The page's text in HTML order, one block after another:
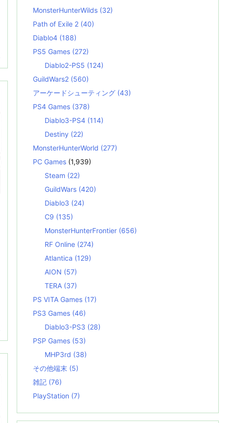
MonsterHunterWilds (32)
Path of Exile 2 (40)
Diablo4 (188)
PS5 Games (272)
Diablo2-PS5 (124)
GuildWars2 (560)
アーケードシューティング (43)
PS4 Games (378)
Diablo3-PS4 (114)
Destiny (22)
MonsterHunterWorld (277)
PC Games (1,939)
Steam (22)
GuildWars (420)
Diablo3 (24)
C9 (135)
MonsterHunterFrontier (656)
RF Online (274)
Atlantica (129)
AION (57)
TERA (37)
PS VITA Games (17)
PS3 Games (46)
Diablo3-PS3 (28)
PSP Games (53)
MHP3rd (38)
その他端末 (5)
雑記 (76)
PlayStation (7)